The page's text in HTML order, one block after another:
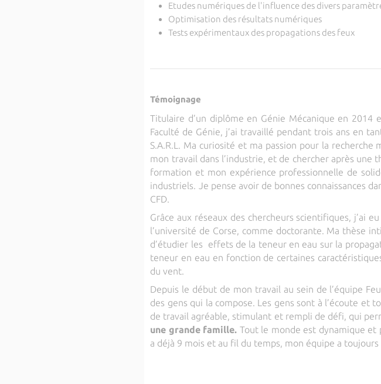
Etudes numériques de l'influence des divers
Optimisation des résultats numériques
Tests expérimentaux des propagations des feux
Témoignage
Titulaire d’un diplôme en Génie Mécanique en 2014
Faculté de Génie, j’ai travaillé pendant trois ans en
S.A.R.L. Ma curiosité et ma passion pour la
mon travail dans l’industrie, et de chercher après une
formation et mon expérience professionnelle de
industriels. Je pense avoir de bonnes connaissances
CFD.
Grâce aux réseaux des chercheurs scientifiques, j’ai
l’université de Corse, comme doctorante. Ma thèse
d’étudier les effets de la teneur en eau sur la
teneur en eau en fonction de certaines
du vent.
Depuis le début de mon travail au sein de l’équipe
des gens qui la compose. Les gens sont à l’écoute
de travail agréable, stimulant et rempli de défi, qui
une grande famille. Tout le monde est dynamique et
a déjà 9 mois et au fil du temps, mon équipe a